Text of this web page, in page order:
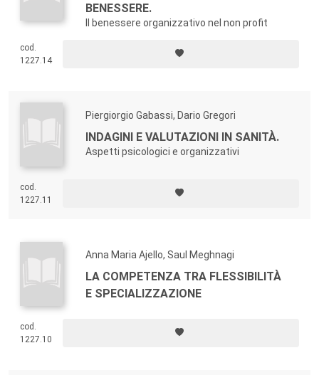
BENESSERE.
Il benessere organizzativo nel non profit
cod.
1227.14
Piergiorgio Gabassi, Dario Gregori
INDAGINI E VALUTAZIONI IN SANITÀ.
Aspetti psicologici e organizzativi
cod.
1227.11
Anna Maria Ajello, Saul Meghnagi
LA COMPETENZA TRA FLESSIBILITÀ
E SPECIALIZZAZIONE
cod.
1227.10